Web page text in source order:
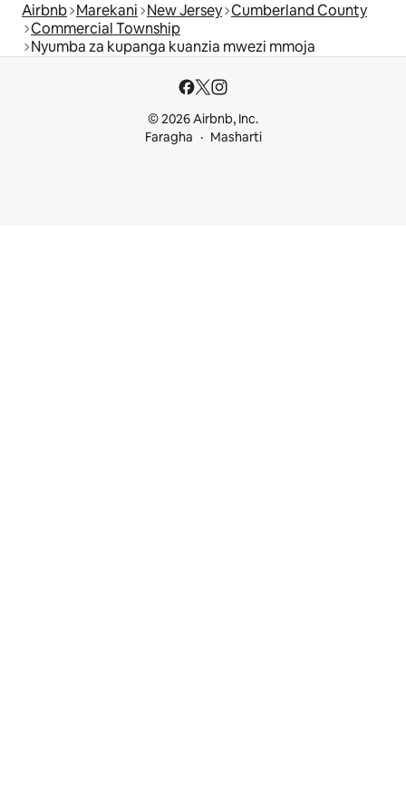
Airbnb Marekani New Jersey Cumberland County
Commercial Township
Nyumba za kupanga kuanzia mwezi mmoja
© 2026 Airbnb, Inc.
Faragha
Masharti